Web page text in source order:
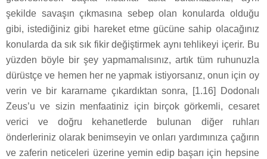
şekilde savaşın çıkmasına sebep olan konularda olduğu
gibi, istediğiniz gibi hareket etme gücüne sahip olacağınız
konularda da sık sık fikir değiştirmek aynı tehlikeyi içerir. Bu
yüzden böyle bir şey yapmamalısınız, artık tüm ruhunuzla
dürüstçe ve hemen her ne yapmak istiyorsanız, onun için oy
verin ve bir kararname çıkardıktan sonra, [1.16] Dodonalı
Zeus’u ve sizin menfaatiniz için birçok görkemli, cesaret
verici ve doğru kehanetlerde bulunan diğer ruhları
önderleriniz olarak benimseyin ve onları yardımınıza çağırın
ve zaferin neticeleri üzerine yemin edip başarı için hepsine